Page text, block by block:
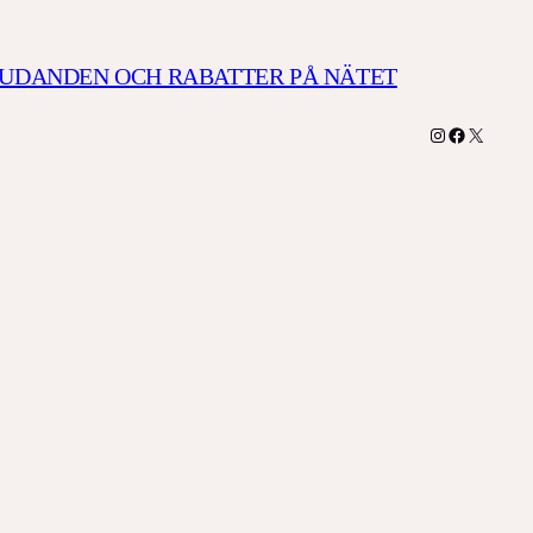
OCH RABATTER PÅ NÄTET
Instagram
Facebook
X